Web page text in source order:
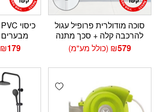
סוכה מודולרית פרופיל עגול
להרכבה קלה + סכך מתנה
₪579 (כולל מע"מ)
מבערים CAMPTOWN
₪179
Add wishlist